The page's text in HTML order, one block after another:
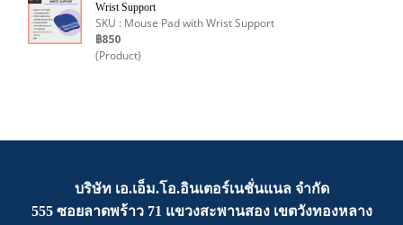
Wrist Support
SKU : Mouse Pad with Wrist Support
฿850
(Product)
บริษัท เอ.เอ็ม.โอ.อินเตอร์เนชั่นแนล จำกัด
555 ซอยลาดพร้าว 71 แขวงสะพานสอง เขตวังทองหลาง